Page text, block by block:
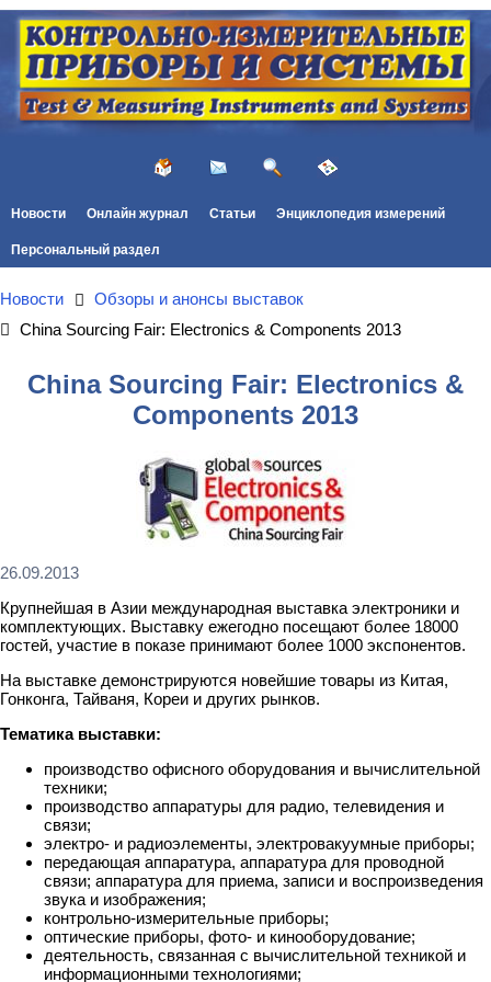
Новости Онлайн журнал Статьи Энциклопедия измерений
Персональный раздел
Новости
Обзоры и анонсы выставок
China Sourcing Fair: Electronics & Components 2013
China Sourcing Fair: Electronics &
Components 2013
26.09.2013
Крупнейшая в Азии международная выставка электроники и
комплектующих. Выставку ежегодно посещают более 18000
гостей, участие в показе принимают более 1000 экспонентов.
На выставке демонстрируются новейшие товары из Китая,
Гонконга, Тайваня, Кореи и других рынков.
Тематика выставки:
производство офисного оборудования и вычислительной
техники;
производство аппаратуры для радио, телевидения и
связи;
электро- и радиоэлементы, электровакуумные приборы;
передающая аппаратура, аппаратура для проводной
связи; аппаратура для приема, записи и воспроизведения
звука и изображения;
контрольно-измерительные приборы;
оптические приборы, фото- и кинооборудование;
деятельность, связанная с вычислительной техникой и
информационными технологиями;